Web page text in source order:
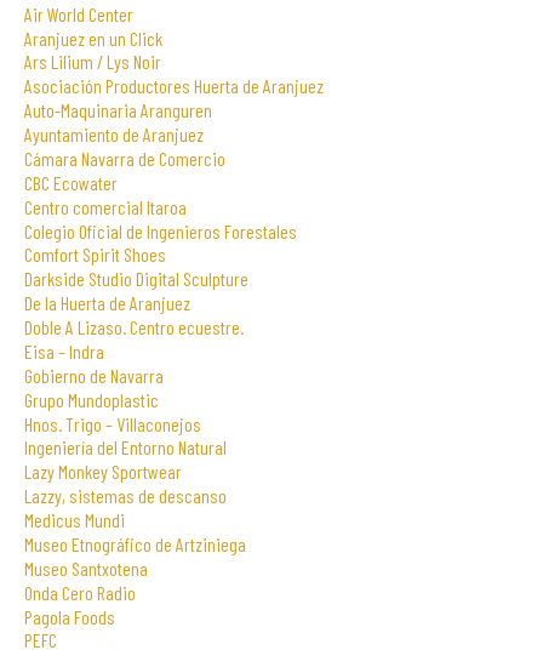
Air World Center
Aranjuez en un Click
Ars Lilium / Lys Noir
Asociación Productores Huerta de Aranjuez
Auto-Maquinaria Aranguren
Ayuntamiento de Aranjuez
Cámara Navarra de Comercio
CBC Ecowater
Centro comercial Itaroa
Colegio Oficial de Ingenieros Forestales
Comfort Spirit Shoes
Darkside Studio Digital Sculpture
De la Huerta de Aranjuez
Doble A Lizaso. Centro ecuestre.
Eisa – Indra
Gobierno de Navarra
Grupo Mundoplastic
Hnos. Trigo – Villaconejos
Ingeniería del Entorno Natural
Lazy Monkey Sportwear
Lazzy, sistemas de descanso
Medicus Mundi
Museo Etnográfico de Artziniega
Museo Santxotena
Onda Cero Radio
Pagola Foods
PEFC